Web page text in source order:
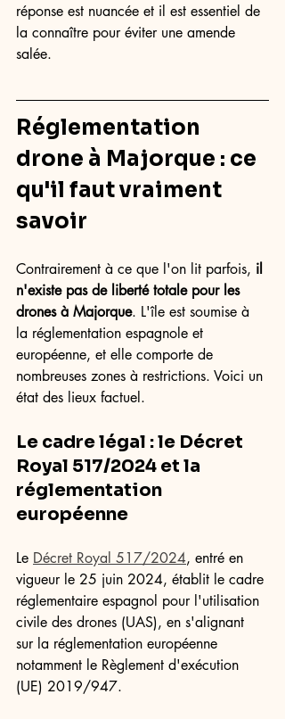
réponse est nuancée et il est essentiel de
la connaître pour éviter une amende
salée.
Réglementation
drone à Majorque : ce
qu'il faut vraiment
savoir
Contrairement à ce que l'on lit parfois, il
n'existe pas de liberté totale pour les
drones à Majorque. L'île est soumise à
la réglementation espagnole et
européenne, et elle comporte de
nombreuses zones à restrictions. Voici un
état des lieux factuel.
Le cadre légal : le Décret
Royal 517/2024 et la
réglementation
européenne
Le Décret Royal 517/2024, entré en
vigueur le 25 juin 2024, établit le cadre
réglementaire espagnol pour l'utilisation
civile des drones (UAS), en s'alignant
sur la réglementation européenne
notamment le Règlement d'exécution
(UE) 2019/947.